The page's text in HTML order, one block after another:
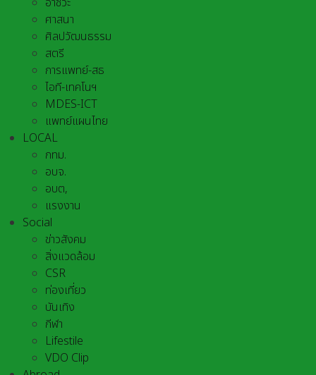
ศาสนา
ศิลปวัฒนธรรม
สตรี
การแพทย์-สธ
ไอที-เทคโนฯ
MDES-ICT
แพทย์แผนไทย
LOCAL
กทม.
อบจ.
อบต,
แรงงาน
Social
ข่าวสังคม
สิ่งแวดล้อม
CSR
ท่องเที่ยว
บันเทิง
กีฬา
Lifestile
VDO Clip